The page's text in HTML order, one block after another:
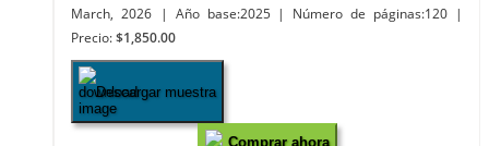
March, 2026 | Año base:2025 | Número de páginas:120
|
Precio: $1,850.00
Descargar muestra
Comprar ahora